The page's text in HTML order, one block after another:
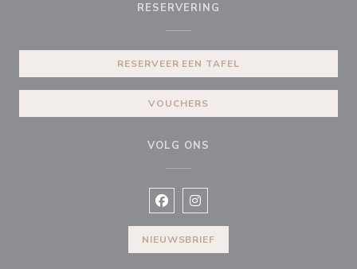
RESERVERING
RESERVEER EEN TAFEL
VOUCHERS
VOLG ONS
Facebook ((opent in een nieuw
Instagram ((opent in een
NIEUWSBRIEF